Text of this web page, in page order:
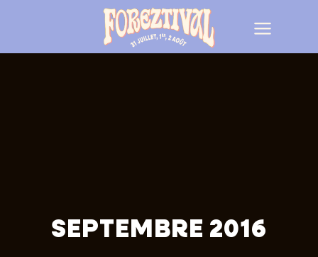
SEPTEMBRE 2016